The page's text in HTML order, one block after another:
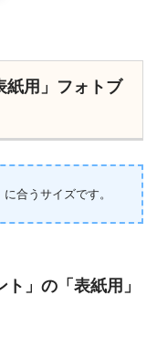
紙用」フォトブ
に合うサイズです。
」の「表紙用」